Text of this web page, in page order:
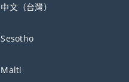
中文（台灣）
Sesotho
Malti